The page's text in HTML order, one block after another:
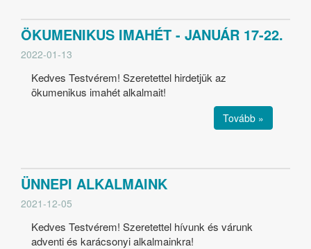
ÖKUMENIKUS IMAHÉT - JANUÁR 17-22.
2022-01-13
Kedves Testvérem! Szeretettel hirdetjük az
ökumenikus imahét alkalmait!
Tovább »
ÜNNEPI ALKALMAINK
2021-12-05
Kedves Testvérem! Szeretettel hívunk és várunk
adventi és karácsonyi alkalmainkra!